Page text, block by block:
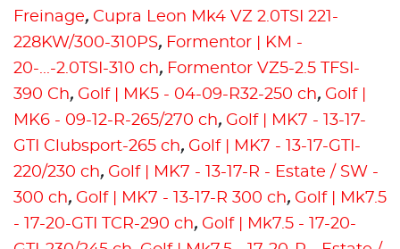
Freinage, Cupra Leon Mk4 VZ 2.0TSI 221-
228KW/300-310PS, Formentor | KM -
20-...-2.0TSI-310 ch, Formentor VZ5-2.5 TFSI-
390 Ch, Golf | MK5 - 04-09-R32-250 ch, Golf |
MK6 - 09-12-R-265/270 ch, Golf | MK7 - 13-17-
GTI Clubsport-265 ch, Golf | MK7 - 13-17-GTI-
220/230 ch, Golf | MK7 - 13-17-R - Estate / SW -
300 ch, Golf | MK7 - 13-17-R 300 ch, Golf | Mk7.5
- 17-20-GTI TCR-290 ch, Golf | Mk7.5 - 17-20-